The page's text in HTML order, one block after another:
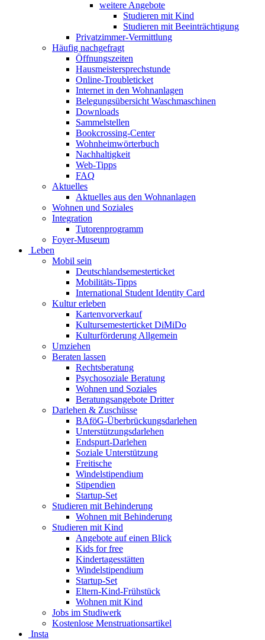
weitere Angebote
Studieren mit Kind
Studieren mit Beeinträchtigung
Privatzimmer-Vermittlung
Häufig nachgefragt
Öffnungszeiten
Hausmeistersprechstunde
Online-Troubleticket
Internet in den Wohnanlagen
Belegungsübersicht Waschmaschinen
Downloads
Sammelstellen
Bookcrossing-Center
Wohnheimwörterbuch
Nachhaltigkeit
Web-Tipps
FAQ
Aktuelles
Aktuelles aus den Wohnanlagen
Wohnen und Soziales
Integration
Tutorenprogramm
Foyer-Museum
Leben
Mobil sein
Deutschlandsemesterticket
Mobilitäts-Tipps
International Student Identity Card
Kultur erleben
Kartenvorverkauf
Kultursemesterticket DiMiDo
Kulturförderung Allgemein
Umziehen
Beraten lassen
Rechtsberatung
Psychosoziale Beratung
Wohnen und Soziales
Beratungsangebote Dritter
Darlehen & Zuschüsse
BAföG-Überbrückungsdarlehen
Unterstützungsdarlehen
Endspurt-Darlehen
Soziale Unterstützung
Freitische
Windelstipendium
Stipendien
Startup-Set
Studieren mit Behinderung
Wohnen mit Behinderung
Studieren mit Kind
Angebote auf einen Blick
Kids for free
Kindertagesstätten
Windelstipendium
Startup-Set
Eltern-Kind-Frühstück
Wohnen mit Kind
Jobs im Studiwerk
Kostenlose Menstruationsartikel
Insta